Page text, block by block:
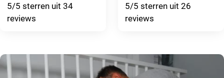
5/5 sterren uit 34
reviews
5/5 sterren uit 26
reviews